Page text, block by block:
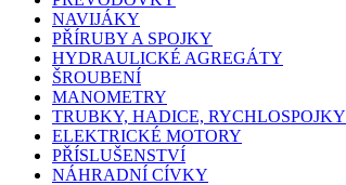
NAVIJÁKY
PŘÍRUBY A SPOJKY
HYDRAULICKÉ AGREGÁTY
ŠROUBENÍ
MANOMETRY
TRUBKY, HADICE, RYCHLOSPOJKY
ELEKTRICKÉ MOTORY
PŘÍSLUŠENSTVÍ
NÁHRADNÍ CÍVKY